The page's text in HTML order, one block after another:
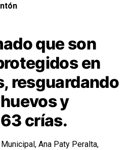
que son
en
resguardando
y
crías.
Ana Paty Peralta,